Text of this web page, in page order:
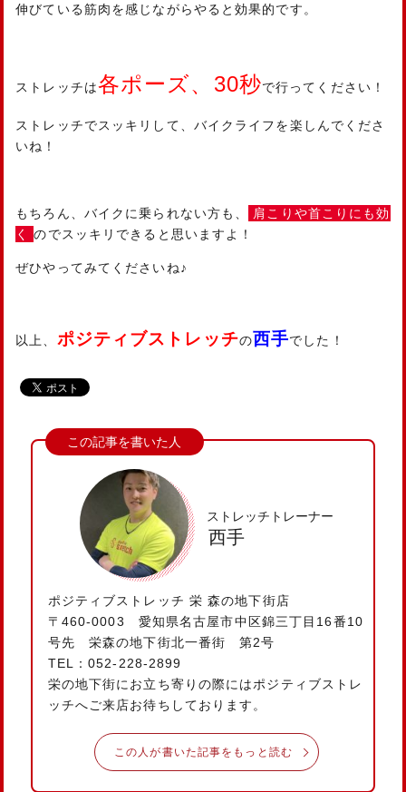
伸びている筋肉を感じながらやると効果的です。
ストレッチは各ポーズ、30秒で行ってください！
ストレッチでスッキリして、バイクライフを楽しんでくださ
いね！
もちろん、バイクに乗られない方も、
肩こりや首こりにも効
くのでスッキリできると思いますよ！
ぜひやってみてくださいね♪
以上、 ポジティブストレッチの西手でした！
ストレッチトレーナー
西手
ポジティブストレッチ 栄 森の地下街店
〒460-0003 愛知県名古屋市中区錦三丁目16番10
号先 栄森の地下街北一番街 第2号
TEL：052-228-2899
栄の地下街にお立ち寄りの際にはポジティブストレ
ッチへご来店お待ちしております。
この人が書いた記事をもっと読む